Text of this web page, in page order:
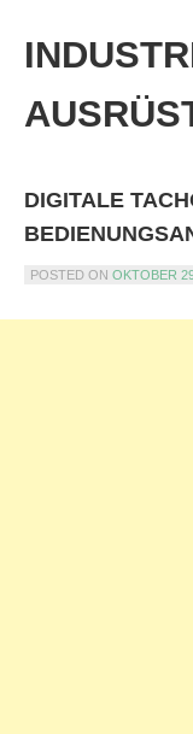
content
DIGITALE
POSTED ON OKTOBER